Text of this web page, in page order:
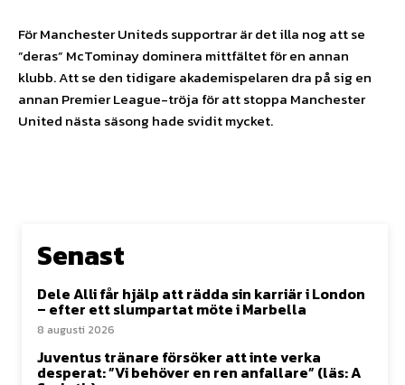
För Manchester Uniteds supportrar är det illa nog att se
”deras” McTominay dominera mittfältet för en annan
klubb. Att se den tidigare akademispelaren dra på sig en
annan Premier League-tröja för att stoppa Manchester
United nästa säsong hade svidit mycket.
Senast
Dele Alli får hjälp att rädda sin karriär i London
– efter ett slumpartat möte i Marbella
8 augusti 2026
Juventus tränare försöker att inte verka
desperat: ”Vi behöver en ren anfallare” (läs: A